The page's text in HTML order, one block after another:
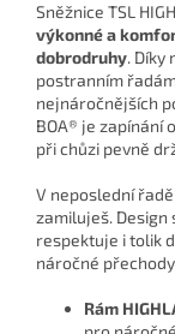
Sněžnice TSL
výkonné a
dobrodruhy. Díky
postranním
nejnáročnějších
BOA® je zapínání
při chůzi pevně
V neposlední
zamiluješ. Design
respektuje i tolik
náročné
Rám